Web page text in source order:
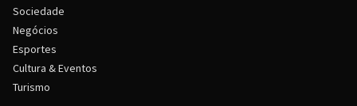
Sociedade
Negócios
Esportes
Cultura & Eventos
Turismo